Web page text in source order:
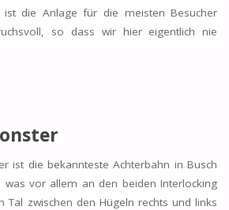
ist die Anlage für die meisten Besucher
so dass wir hier eigentlich nie
ist die bekannteste Achterbahn in Busch
was vor allem an den beiden Interlocking
Tal zwischen den Hügeln rechts und links